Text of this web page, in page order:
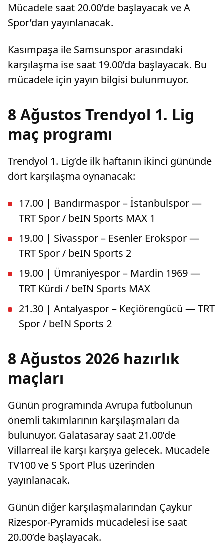
Mücadele saat 20.00’de başlayacak ve A
Spor’dan yayınlanacak.
Kasımpaşa ile Samsunspor arasındaki
karşılaşma ise saat 19.00’da başlayacak. Bu
mücadele için yayın bilgisi bulunmuyor.
8 Ağustos Trendyol 1. Lig
maç programı
Trendyol 1. Lig’de ilk haftanın ikinci gününde
dört karşılaşma oynanacak:
17.00 | Bandırmaspor – İstanbulspor —
TRT Spor / beIN Sports MAX 1
19.00 | Sivasspor – Esenler Erokspor —
TRT Spor / beIN Sports 2
19.00 | Ümraniyespor – Mardin 1969 —
TRT Kürdi / beIN Sports MAX
21.30 | Antalyaspor – Keçiörengücü — TRT
Spor / beIN Sports 2
8 Ağustos 2026 hazırlık
maçları
Günün programında Avrupa futbolunun
önemli takımlarının karşılaşmaları da
bulunuyor. Galatasaray saat 21.00’de
Villarreal ile karşı karşıya gelecek. Mücadele
TV100 ve S Sport Plus üzerinden
yayınlanacak.
Günün diğer karşılaşmalarından Çaykur
Rizespor-Pyramids mücadelesi ise saat
20.00’de başlayacak.